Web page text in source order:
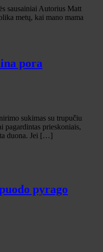
sausainiai Autorius Matt
metų, kai mano mama
pora
sukimas su trupučiu
pagardintas prieskoniais,
duona. Jei […]
pyrago